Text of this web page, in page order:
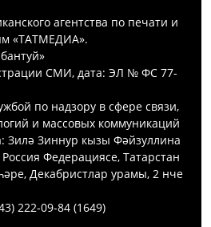
агентства по печати и
«ТАТМЕДИА».
СМИ, дата: ЭЛ № ФС 77-
по надзору в сфере связи,
и массовых коммуникаций
Зилә Зиннур кызы Фәйзуллина
Федерациясе, Татарстан
Декабристлар урамы, 2 нче
222-09-84 (1649)